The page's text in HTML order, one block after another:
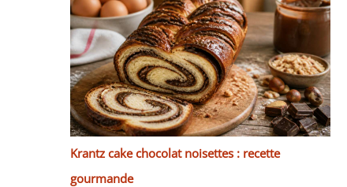
Krantz cake chocolat noisettes : recette
gourmande